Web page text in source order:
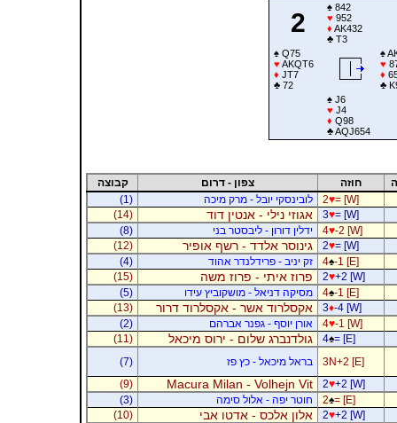
2
♠842
♥ 952
♦ AK432
♣T3
♠Q75
♥ AKQT6
♦ JT7
♣72
♠
♥
♦
♣
♠J6
♥ J4
♦ Q98
♣AQJ654
חוזה צפון - דרום
קבוצה
2♥= [W] לובינסקי יובל - מרק מיכה
(1)
3♥= [W] אגוזי נילי - אנטין דוד
(14)
4♥-2 [W] ידלין דורון - ליבסטר בני
(8)
2♥= [W] גינוסר אלדד - רשף אופיר
(12)
4♠-1 [E] זק יניב - פרידלנדר אהוד
(4)
2♥+2 [W] פרוז איתי - פרוז משה
(15)
4♠-1 [E] מסיקה דניאל - מושקוביץ עידו
(5)
3♦-4 [W] אקסלרוד אשר - אקסלרוד דרור
(13)
4♥-1 [W] אורן יוסף - גפנר אברהם
(2)
4♠= [E] גולדנברג שלום - ירוס מיכאל
(11)
3N+2 [E]
בראל מיכאל - כץ פז
(7)
2♥+2 [W]
Macura Milan - Volhejn Vit
(9)
2♠= [E] חוטר יפה - אלול סימה
(3)
2♥+2 [W] אלון אלכס - אדטו אבי
(10)